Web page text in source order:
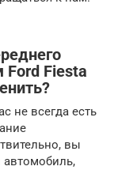
Ford Fiesta
не всегда есть
вы
автомобиль,